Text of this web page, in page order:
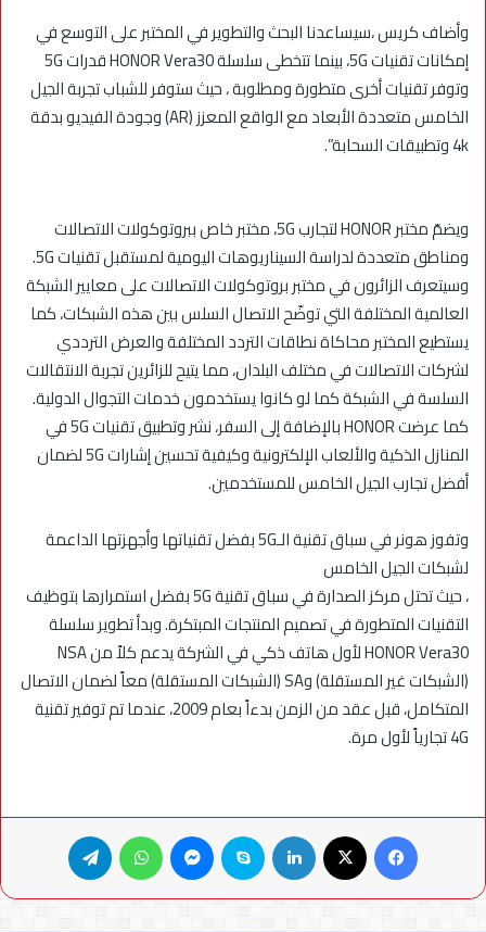
وأضاف كريس ،سيساعدنا البحث والتطوير في المختبر على التوسع في
إمكانات تقنيات 5G، بينما تتخطى سلسلة HONOR Vera30 قدرات 5G
وتوفر تقنيات أخرى متطورة ومطلوبة ، حيث ستوفر للشباب تجربة الجيل
الخامس متعددة الأبعاد مع الواقع المعزز (AR) وجودة الفيديو بدقة
4k وتطبيقات السحابة”.
ويضمّ مختبر HONOR لتجارب 5G، مختبر خاص ببروتوكولات الاتصالات
ومناطق متعددة لدراسة السيناريوهات اليومية لمستقبل تقنيات 5G.
وسيتعرف الزائرون في مختبر بروتوكولات الاتصالات على معايير الشبكة
العالمية المختلفة التي توضّح الاتصال السلس بين هذه الشبكات، كما
يستطيع المختبر محاكاة نطاقات التردد المختلفة والعرض الترددي
لشركات الاتصالات في مختلف البلدان، مما يتيح للزائرين تجربة الانتقالات
السلسة في الشبكة كما لو كانوا يستخدمون خدمات التجوال الدولية.
كما عرضت HONOR بالإضافة إلى السفر، نشر وتطبيق تقنيات 5G في
المنازل الذكية والألعاب الإلكترونية وكيفية تحسين إشارات 5G لضمان
أفضل تجارب الجيل الخامس للمستخدمين.
وتفوز هونر في سباق تقنية الـ5G بفضل تقنياتها وأجهزتها الداعمة
لشبكات الجيل الخامس
، حيث تحتل مركز الصدارة في سباق تقنية 5G بفضل استمرارها بتوظيف
التقنيات المتطورة في تصميم المنتجات المبتكرة. وبدأ تطوير سلسلة
HONOR Vera30 لأول هاتف ذكي في الشركة يدعم كلاً من NSA
(الشبكات غير المستقلة) وSA (الشبكات المستقلة) معاً لضمان الاتصال
المتكامل، قبل عقد من الزمن بدءاً بعام 2009، عندما تم توفير تقنية
4G تجارياً لأول مرة.
فيسبوك لينكدإن سكايب ماسنجر واتساب